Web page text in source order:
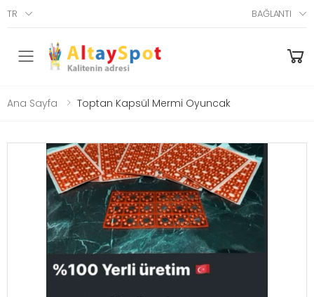
TR BAĞLANTI
Menü
Ana Sayfa Toptan Kapsül Mermi Oyuncak